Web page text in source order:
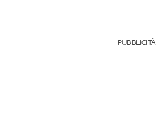
PUBBLICITÀ